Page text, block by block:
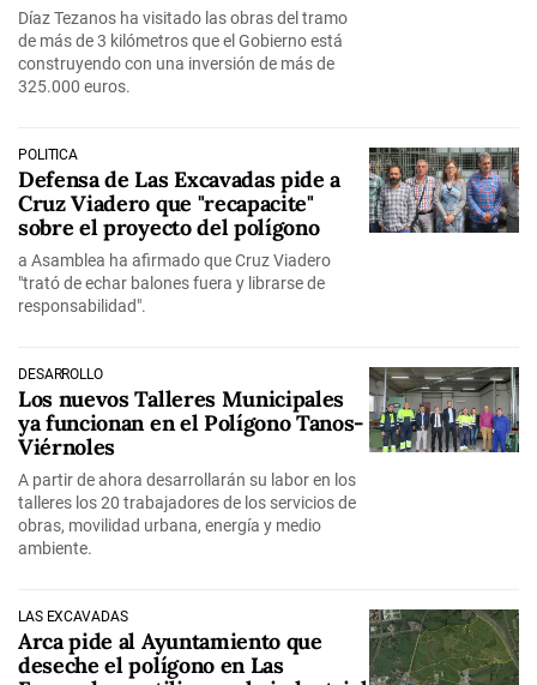
Díaz Tezanos ha visitado las obras del tramo
de más de 3 kilómetros que el Gobierno está
construyendo con una inversión de más de
325.000 euros.
POLÍTICA
Defensa de Las Excavadas pide a
Cruz Viadero que "recapacite"
sobre el proyecto del polígono
a Asamblea ha afirmado que Cruz Viadero
"trató de echar balones fuera y librarse de
responsabilidad".
DESARROLLO
Los nuevos Talleres Municipales
ya funcionan en el Polígono Tanos-
Viérnoles
A partir de ahora desarrollarán su labor en los
talleres los 20 trabajadores de los servicios de
obras, movilidad urbana, energía y medio
ambiente.
LAS EXCAVADAS
Arca pide al Ayuntamiento que
deseche el polígono en Las